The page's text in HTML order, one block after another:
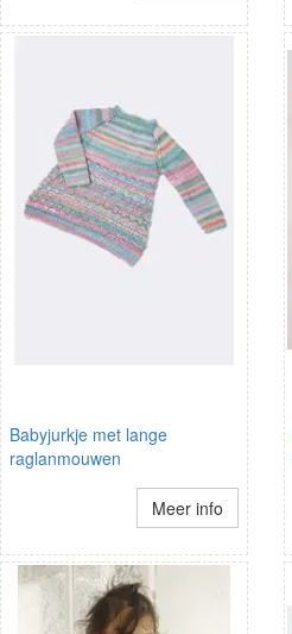
Babyjurkje met lange
raglanmouwen
Meer info